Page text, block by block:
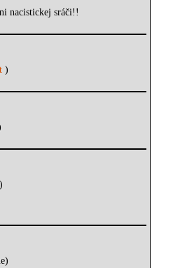
nacistickej sráči!!
)